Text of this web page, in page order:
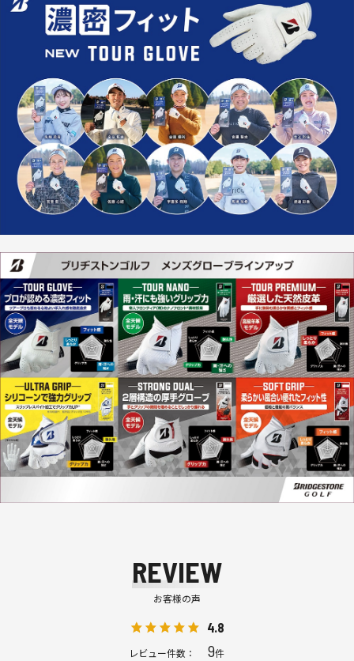
REVIEW
お客様の声
4.8
レビュー件数： 9件